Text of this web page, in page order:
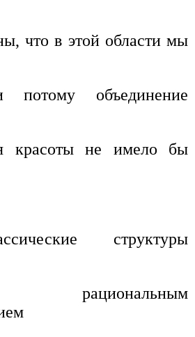
что в этой области мы
потому объединение
красоты не имело бы
структуры
рациональным